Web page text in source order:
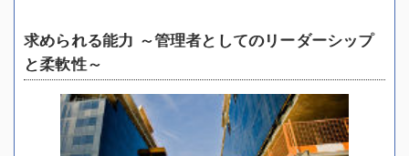
求められる能力 ～管理者としてのリーダーシップ
と柔軟性～